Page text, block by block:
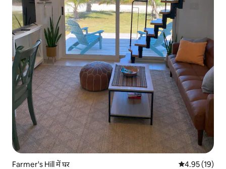
Farmer's Hill में घर औसत रेटिंग 5 में
4.95 (19)